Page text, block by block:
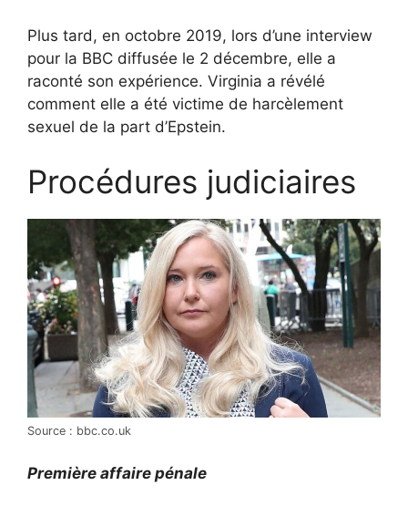
Plus tard, en octobre 2019, lors d’une interview
pour la BBC diffusée le 2 décembre, elle a
raconté son expérience. Virginia a révélé
comment elle a été victime de harcèlement
sexuel de la part d’Epstein.
Procédures judiciaires
Source : bbc.co.uk
Première affaire pénale